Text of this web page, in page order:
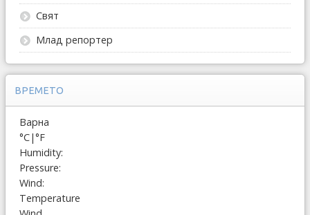
Свят
Млад репортер
ВРЕМЕТО
Варна
°C|°F
Humidity:
Pressure:
Wind:
Temperature